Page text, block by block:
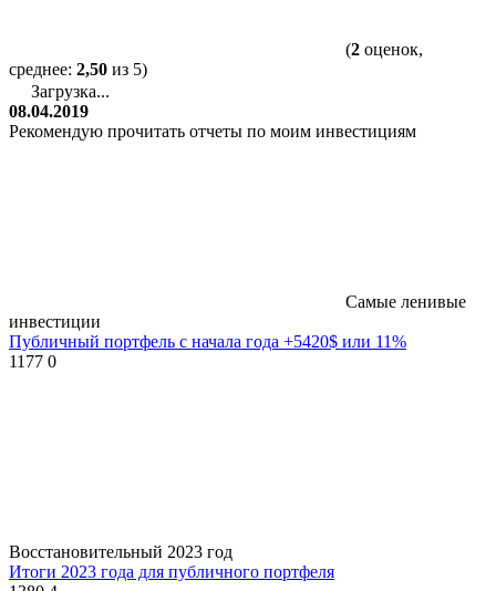
(2 оценок,
среднее: 2,50 из 5)
Загрузка...
08.04.2019
Рекомендую прочитать отчеты по моим инвестициям
Самые ленивые
инвестиции
Публичный портфель с начала года +5420$ или 11%
1177 0
Восстановительный 2023 год
Итоги 2023 года для публичного портфеля